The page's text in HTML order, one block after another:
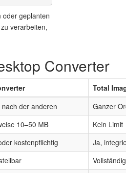
oder geplanten
verarbeiten,
Converter
Total
nach der anderen
Ganzer
10–50 MB
Kein Limit
kostenpflichtig
Ja,